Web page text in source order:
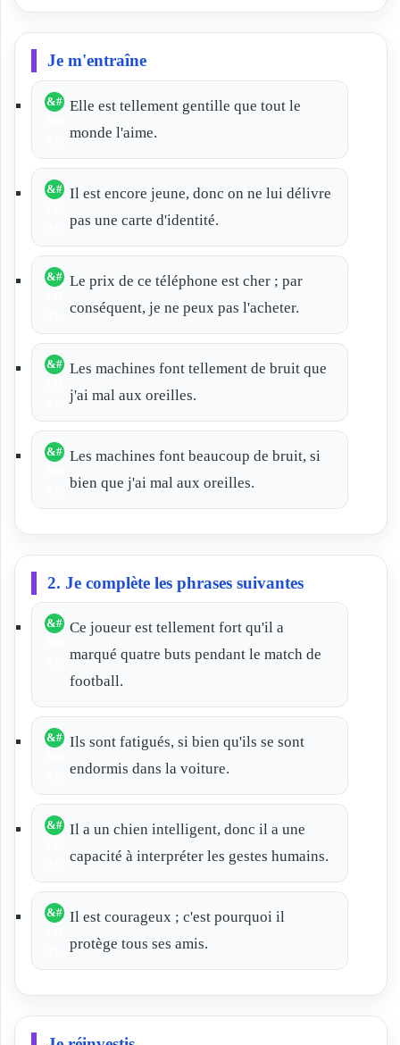
Je m'entraîne
Elle est tellement gentille que tout le
monde l'aime.
Il est encore jeune, donc on ne lui délivre
pas une carte d'identité.
Le prix de ce téléphone est cher ; par
conséquent, je ne peux pas l'acheter.
Les machines font tellement de bruit que
j'ai mal aux oreilles.
Les machines font beaucoup de bruit, si
bien que j'ai mal aux oreilles.
2. Je complète les phrases suivantes
Ce joueur est tellement fort qu'il a
marqué quatre buts pendant le match de
football.
Ils sont fatigués, si bien qu'ils se sont
endormis dans la voiture.
Il a un chien intelligent, donc il a une
capacité à interpréter les gestes humains.
Il est courageux ; c'est pourquoi il
protège tous ses amis.